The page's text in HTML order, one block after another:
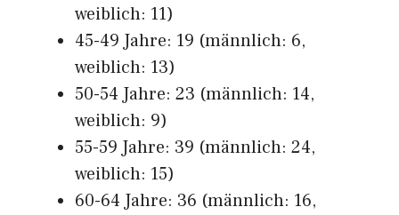
weiblich: 11)
45-49 Jahre: 19 (männlich: 6,
weiblich: 13)
50-54 Jahre: 23 (männlich: 14,
weiblich: 9)
55-59 Jahre: 39 (männlich: 24,
weiblich: 15)
60-64 Jahre: 36 (männlich: 16,